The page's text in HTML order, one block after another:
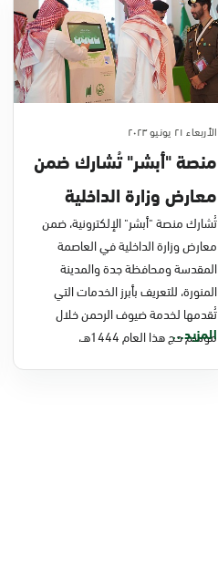
الأربعاء ٢١ يونيو ٢٠٢٣
منصة "أبشر" تُشارك ضمن
معارض وزارة الداخلية
للتعريف بخدماتها
الإلكترونية لضيوف
الرحمن
تُشارك منصة "أبشر" الإلكترونية، ضمن
معارض وزارة الداخلية في العاصمة
المقدسة ومحافظة جدة والمدينة
المنورة، للتعريف بأبرز الخدمات التي
تُقدمها لخدمة ضيوف الرحمن خلال
موسم حج هذا العام 1444هـ،
المزيد...